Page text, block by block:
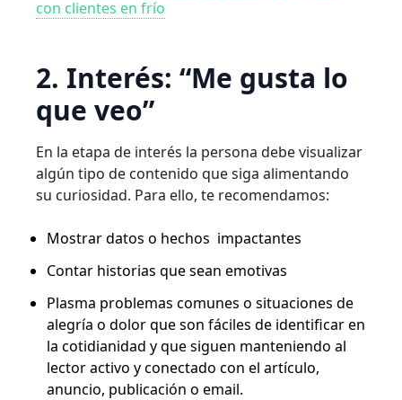
con clientes en frío
2. Interés: “Me gusta lo
que veo”
En la etapa de interés la persona debe visualizar
algún tipo de contenido que siga alimentando
su curiosidad. Para ello, te recomendamos:
Mostrar datos o hechos impactantes
Contar historias que sean emotivas
Plasma problemas comunes o situaciones de
alegría o dolor que son fáciles de identificar en
la cotidianidad y que siguen manteniendo al
lector activo y conectado con el artículo,
anuncio, publicación o email.